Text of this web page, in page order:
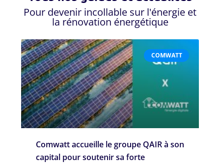
Pour devenir incollable sur l'énergie et
la rénovation énergétique
COMWATT
Comwatt accueille le groupe QAIR à son
capital pour soutenir sa forte